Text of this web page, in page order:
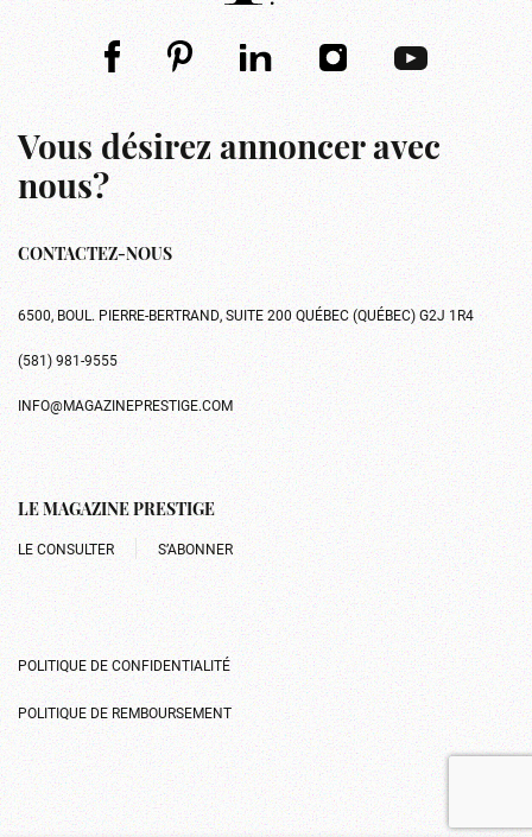
Vous désirez annoncer avec
nous?
CONTACTEZ-NOUS
6500, BOUL. PIERRE-BERTRAND, SUITE 200 QUÉBEC (QUÉBEC) G2J 1R4
(581) 981-9555
INFO@MAGAZINEPRESTIGE.COM
LE MAGAZINE PRESTIGE
LE CONSULTER S’ABONNER
POLITIQUE DE CONFIDENTIALITÉ
POLITIQUE DE REMBOURSEMENT